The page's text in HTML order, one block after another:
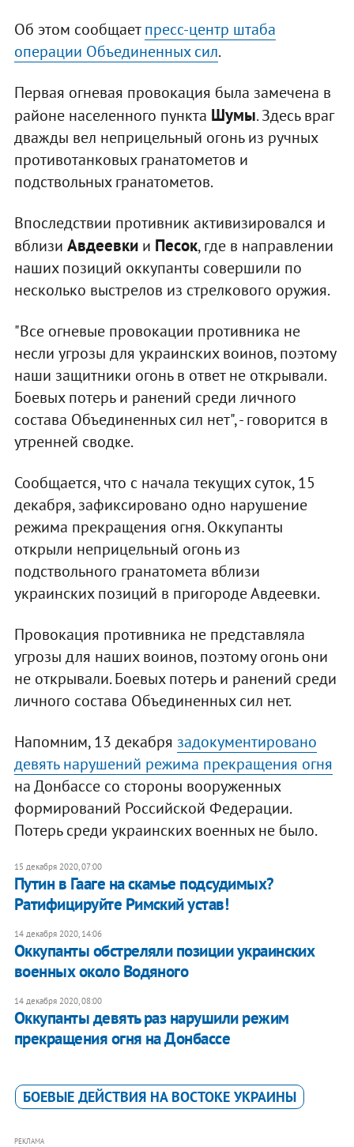
Об этом сообщаетпресс-центр штаба
операции Объединенных сил.
Первая огневая провокация была замечена в
районе населенного пункта Шумы. Здесь враг
дважды вел неприцельный огонь из ручных
противотанковых гранатометов и
подствольных гранатометов.
Впоследствии противник активизировался и
вблизи Авдеевкии Песок, где в направлении
наших позиций оккупанты совершили по
несколько выстрелов из стрелкового оружия.
"Все огневые провокации противника не
несли угрозы для украинских воинов, поэтому
наши защитники огонь в ответ не открывали.
Боевых потерь и ранений среди личного
состава Объединенных сил нет", - говорится в
утренней сводке.
Сообщается, что с начала текущих суток, 15
декабря, зафиксировано одно нарушение
режима прекращения огня. Оккупанты
открыли неприцельный огонь из
подствольного гранатомета вблизи
украинских позиций в пригороде Авдеевки.
Провокация противника не представляла
угрозы для наших воинов, поэтому огонь они
не открывали. Боевых потерь и ранений среди
личного состава Объединенных сил нет.
Напомним, 13 декабря задокументировано
девять нарушений режима прекращения огня
на Донбассе со стороны вооруженных
формирований Российской Федерации.
Потерь среди украинских военных не было.
15 декабря 2020, 07:00
Путин в Гааге на скамье подсудимых?
Ратифицируйте Римский устав!
14 декабря 2020, 14:06
Оккупанты обстреляли позиции украинских
военных около Водяного
14 декабря 2020, 08:00
Оккупанты девять раз нарушили режим
прекращения огня на Донбассе
БОЕВЫЕ ДЕЙСТВИЯ НА ВОСТОКЕ УКРАИНЫ
РЕКЛАМА